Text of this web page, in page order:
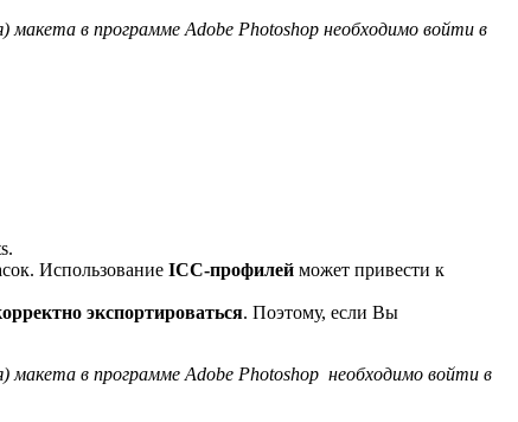
в программе Adobe Photoshop необходимо войти в
Использование ICC-профилей может привести к
экспортироваться. Поэтому, если Вы
в программе Adobe Photoshop необходимо войти в